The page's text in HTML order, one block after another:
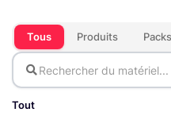
Tous Produits Packs
Tout